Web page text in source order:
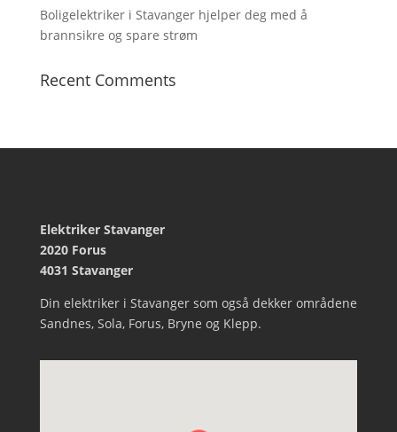
Boligelektriker i Stavanger hjelper deg med å
brannsikre og spare strøm
Recent Comments
Elektriker Stavanger
2020 Forus
4031 Stavanger
Din elektriker i Stavangersom også dekker områdene
Sandnes, Sola, Forus, Bryne og Klepp.